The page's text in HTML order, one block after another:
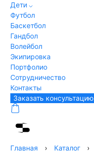
Дети
Футбол
Баскетбол
Гандбол
Волейбол
Экипировка
Портфолио
Сотрудничество
Контакты
Заказать консультацию
Главная › Каталог ›